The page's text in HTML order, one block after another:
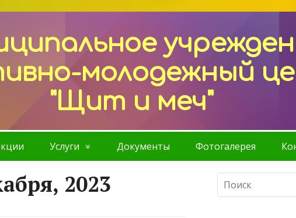
молодежный
"Щит и меч"
Услуги Документы Фотогалерея
2023